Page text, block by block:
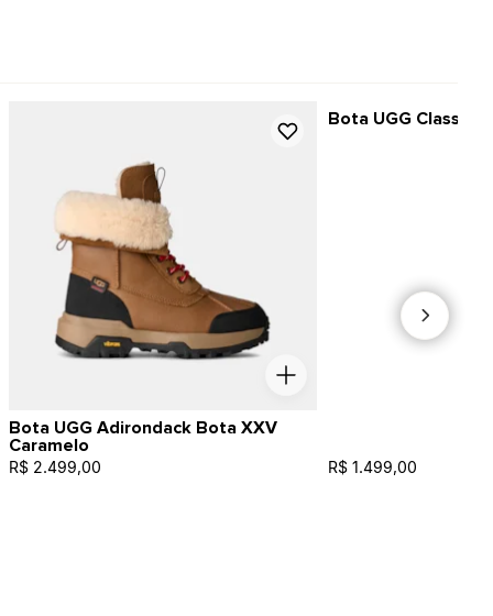
Bota UGG Adirondack Bota XXV
Caramelo
R$ 2.499,00
Bota UGG Classic
R$ 1.499,00